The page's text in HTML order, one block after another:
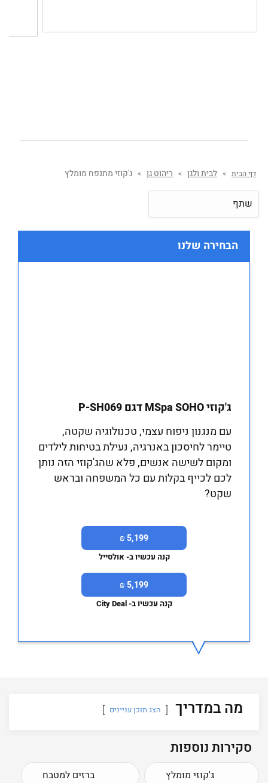
דף הבית > לבית ולגן > ריהוט גן > ג'קוזי מתנפח מומלץ
שתף
הבחירה שלנו
ג'קוזי MSpa SOHO דגם P-SH069
עם מנגנון ניפוח עצמי, טכנולוגיה שקטה,
טיימר לחיסכון באנרגיה, נעילת בטיחות לילדים
ומקום לשישה אנשים, פלא שהג'קוזי הזה נותן
לכם לכייף בקלות עם כל המשפחה ובראש
שקט?
5,199 ₪
קנה עכשיו ב- אולסייל
5,199 ₪
קנה עכשיו ב- City Deal
מה במדריך הצג תוכן עניינים
סקירות נוספות
ג'קוזי מומלץ ברזים למטבח